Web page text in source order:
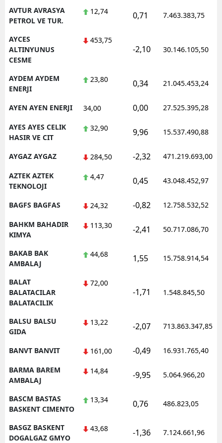
AVTUR AVRASYA
PETROL VE TUR.
12,74 0,71 7.463.383,75
AYCES
ALTINYUNUS
CESME
453,75
-2,10 30.146.105,50
AYDEM AYDEM
ENERJI
23,80 0,34 21.045.453,24
AYEN AYEN ENERJI 34,00 0,00 27.525.395,28
AYES AYES CELIK
HASIR VE CIT
32,90 9,96 15.537.490,88
AYGAZ AYGAZ 284,50 -2,32 471.219.693,00
AZTEK AZTEK
TEKNOLOJI
4,47 0,45 43.048.452,97
BAGFS BAGFAS 24,32 -0,82 12.758.532,52
BAHKM BAHADIR
KIMYA
113,30 -2,41 50.717.086,70
BAKAB BAK
AMBALAJ
44,68 1,55 15.758.914,54
BALAT
BALATACILAR
BALATACILIK
72,00
-1,71 1.548.845,50
BALSU BALSU
GIDA
13,22 -2,07 713.863.347,85
BANVT BANVIT 161,00 -0,49 16.931.765,40
BARMA BAREM
AMBALAJ
14,84 -9,95 5.064.966,20
BASCM BASTAS
BASKENT CIMENTO
13,34 0,76 486.823,05
BASGZ BASKENT
DOGALGAZ GMYO
43,68 -1,36 7.124.661,96